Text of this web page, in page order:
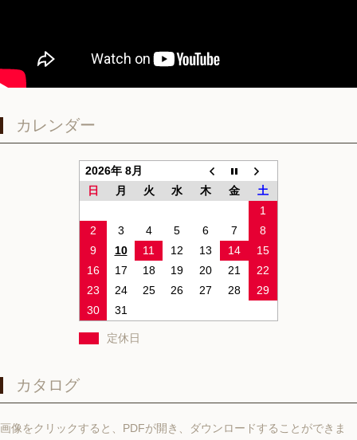
カレンダー
2026年 8月
日
月 火 水 木 金
土
1
2
3 4 5 6 7
8
9
10 11 12 13 14
15
16
17 18 19 20 21
22
23
24 25 26 27 28
29
30
31
定休日
カタログ
画像をクリックすると、PDFが開き、ダウンロードすることができま